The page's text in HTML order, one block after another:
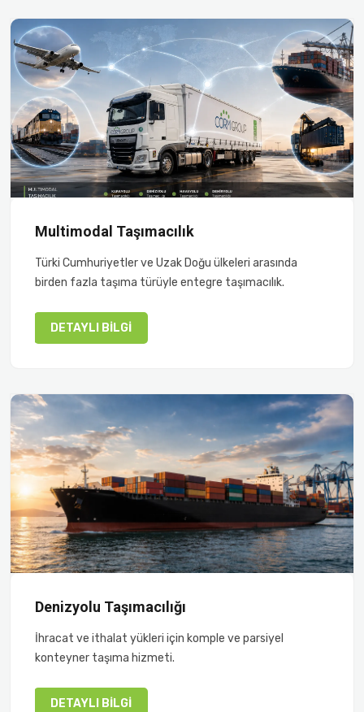
Multimodal Taşımacılık
Türki Cumhuriyetler ve Uzak Doğu ülkeleri arasında
birden fazla taşıma türüyle entegre taşımacılık.
DETAYLI BILGI
Denizyolu Taşımacılığı
İhracat ve ithalat yükleri için komple ve parsiyel
konteyner taşıma hizmeti.
DETAYLI BILGI